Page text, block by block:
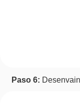
Paso 6: